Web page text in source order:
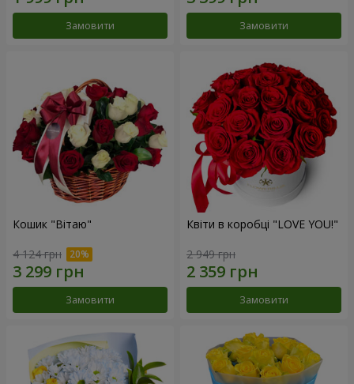
Замовити Замовити
Кошик "Вітаю"
4 124 грн
Замовити
Квіти в коробці "LOVE YOU!"
2 949 грн
Замовити